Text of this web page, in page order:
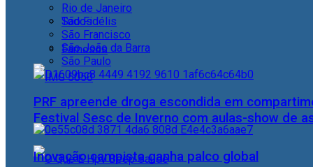
Todos
Famosos
Festival Sesc de Inverno com aulas-show de
Rio de Janeiro
São Fidélis
São Francisco
São João da Barra
São Paulo
PRF apreende droga escondida em
Inovação campista ganha palco global